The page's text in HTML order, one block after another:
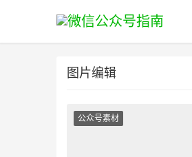
图片编辑
公众号素材